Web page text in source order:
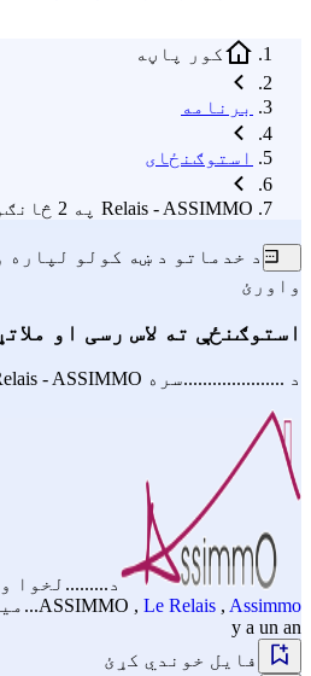
کور پاڼه
برنامه
استوګنځای
Relais - ASSIMMO په 2 څانګو کې
د خدماتو د ښه کولو لپاره
واورئ
استوګنځې ته لاس رسی او
د .....................سره - ASSIMMO
د.........لخوا
ASSIMMO , Le Relais , Assimmo
y a un an
فایل خوندي کړئ